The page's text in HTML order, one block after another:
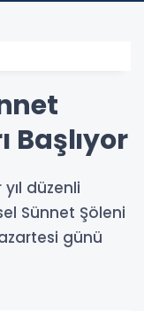
Başlıyor
düzenli
Sünnet Şöleni
günü